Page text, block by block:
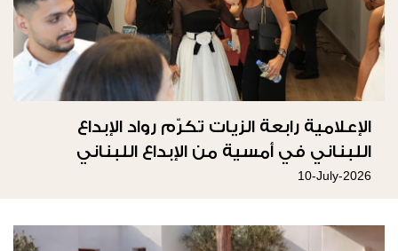
الإعلامية رابعة الزيات تكرّم رواد الإبداع
اللبناني في أمسية من الإبداع اللبناني
10-July-2026